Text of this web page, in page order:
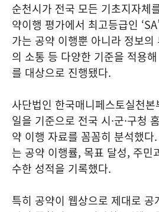
순천시가 전국 모든 기초지자체
약이행 평가에서 최고등급인
가는 공약 이행뿐 아니라 정보
의 소통 등 다양한 기준을 적용
를 대상으로 진행됐다.
사단법인 한국매니페스토실천
일을 기준으로 전국 시·군·구청
약 이행 자료를 꼼꼼히 분석했다
는 공약 이행률, 목표 달성, 주민
수한 성적을 기록했다.
특히 공약이 웹상으로 제대로 공